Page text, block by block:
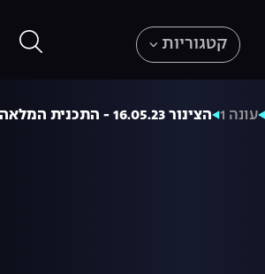
קטגוריות
עונה 1 הצינור 16.05.23 - התכנית המלאה